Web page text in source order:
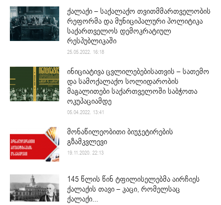
ქალაქი – საქალაქო თვითმმართველობის
რეფორმა და მუნიციპალური პოლიტიკა
საქართველოს დემოკრატიულ
რესპუბლიკაში
25.05.2022. 16:18
ინიციატივა ცვლილებებისათვის – სათემო
და სამოქალაქო სოლიდარობის
მაგალითები საქართველოში საბჭოთა
ოკუპაციამდე
05.04.2022. 13:41
მონაწილეობითი ბიუჯეტირების
გზამკვლევი
19.11.2020. 22:13
145 წლის წინ ტფილისელებმა აირჩიეს
ქალაქის თავი – კაცი, რომელსაც
ქალაქი...